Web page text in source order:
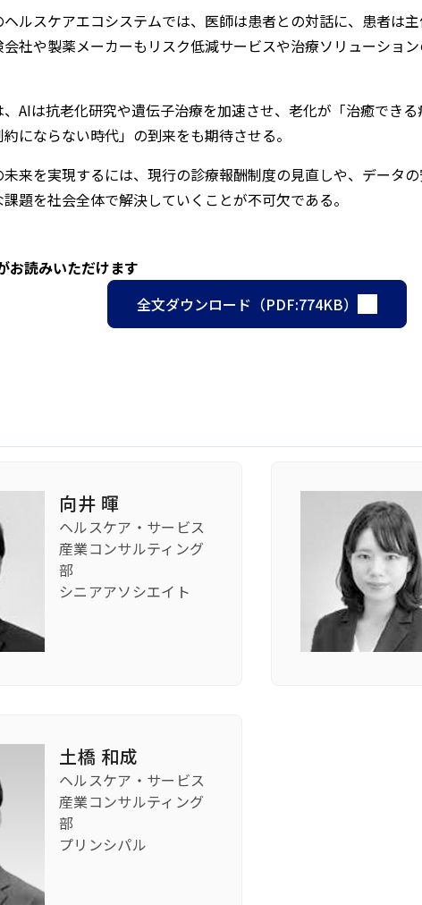
ルスケアエコシステムでは、医師は患者との対話に、患者は
社や製薬メーカーもリスク低減サービスや治療ソリューショ
AIは抗老化研究や遺伝子治療を加速させ、老化が「治癒できる
約にならない時代」の到来をも期待させる。
来を実現するには、現行の診療報酬制度の見直しや、データ
題を社会全体で解決していくことが不可欠である。
お読みいただけます
全文ダウンロード（PDF:774KB）
向井 暉
ヘルスケア・サービス
産業コンサルティング
部
シニアアソシエイト
土橋 和成
ヘルスケア・サービス
産業コンサルティング
部
プリンシパル